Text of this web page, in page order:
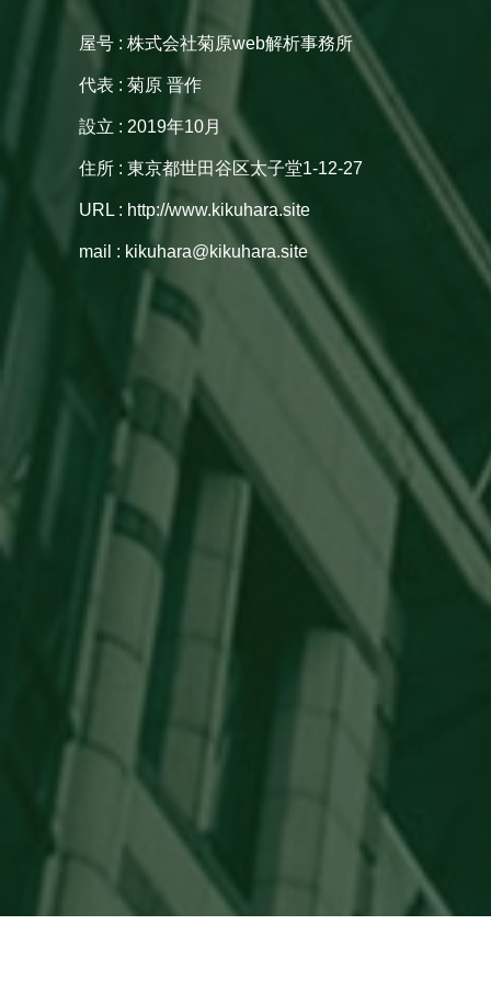
屋号 : 株式会社菊原web解析事務所
代表 : 菊原 晋作
設立 : 2019年10月
住所 : 東京都世田谷区太子堂1-12-27
URL : http://www.kikuhara.site
mail : kikuhara@kikuhara.site